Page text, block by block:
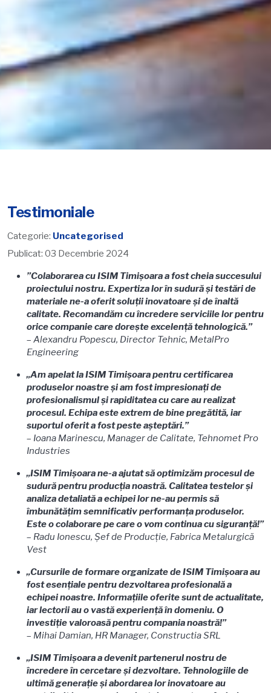
Testimoniale
Categorie: Uncategorised
Publicat: 03 Decembrie 2024
”Colaborarea cu ISIM Timișoara a fost cheia succesului
proiectului nostru. Expertiza lor în sudură și testări de
materiale ne-a oferit soluții inovatoare și de înaltă
calitate. Recomandăm cu încredere serviciile lor pentru
orice companie care dorește excelență tehnologică.”
– Alexandru Popescu, Director Tehnic, MetalPro
Engineering
„Am apelat la ISIM Timișoara pentru certificarea
produselor noastre și am fost impresionați de
profesionalismul și rapiditatea cu care au realizat
procesul. Echipa este extrem de bine pregătită, iar
suportul oferit a fost peste așteptări.”
– Ioana Marinescu, Manager de Calitate, Tehnomet Pro
Industries
„ISIM Timișoara ne-a ajutat să optimizăm procesul de
sudură pentru producția noastră. Calitatea testelor și
analiza detaliată a echipei lor ne-au permis să
îmbunătățim semnificativ performanța produselor.
Este o colaborare pe care o vom continua cu siguranță!”
– Radu Ionescu, Șef de Producție, Fabrica Metalurgică
Vest
„Cursurile de formare organizate de ISIM Timișoara au
fost esențiale pentru dezvoltarea profesională a
echipei noastre. Informațiile oferite sunt de actualitate,
iar lectorii au o vastă experiență în domeniu. O
investiție valoroasă pentru compania noastră!”
– Mihai Damian, HR Manager, Constructia SRL
„ISIM Timișoara a devenit partenerul nostru de
încredere în cercetare și dezvoltare. Tehnologiile de
ultimă generație și abordarea lor inovatoare au